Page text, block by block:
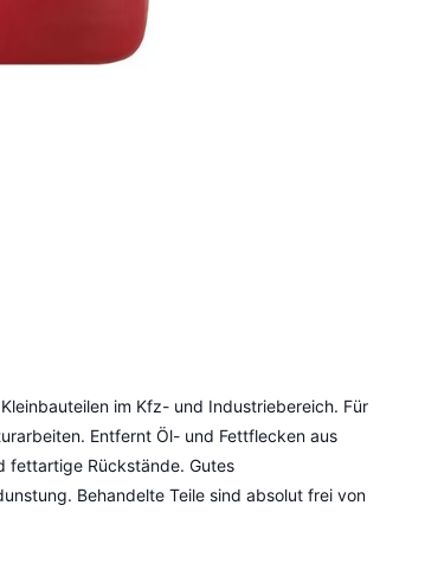
im Kfz- und Industriebereich. Für
Entfernt Öl- und Fettflecken aus
fettartige Rückstände. Gutes
Behandelte Teile sind absolut frei von